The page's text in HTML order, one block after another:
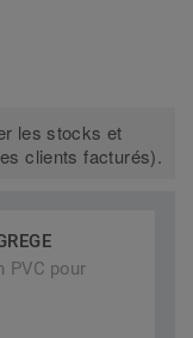
les stocks et
clients facturés).
PVC pour